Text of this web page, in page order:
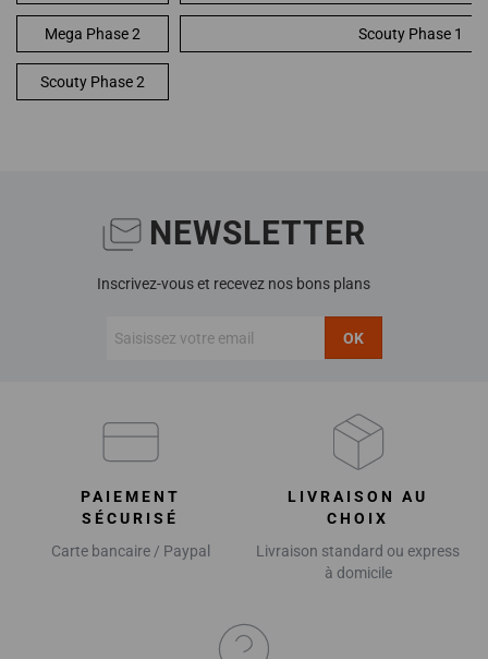
Mega Phase 2 Scouty Phase 1
Scouty Phase 2
NEWSLETTER
Inscrivez-vous et recevez nos bons plans
OK
PAIEMENT
SÉCURISÉ
Carte bancaire / Paypal
LIVRAISON AU
CHOIX
Livraison standard ou express
à domicile